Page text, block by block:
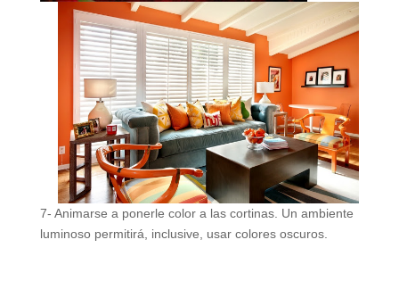
7- Animarse a ponerle color a las cortinas. Un ambiente
luminoso permitirá, inclusive, usar colores oscuros.